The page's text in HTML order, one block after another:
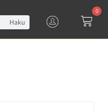
Haku
0